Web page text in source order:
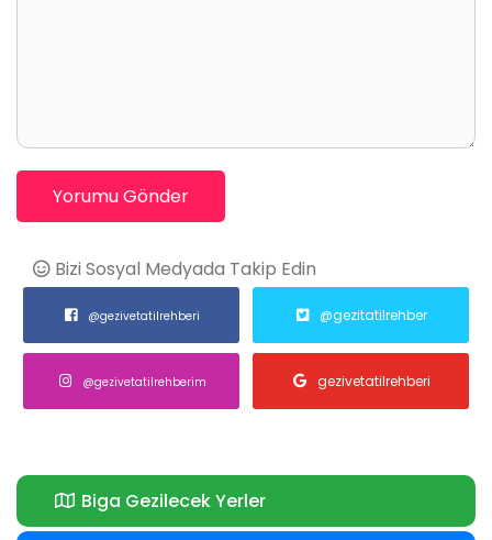
Yorumu Gönder
Bizi Sosyal Medyada Takip Edin
@gezivetatilrehberi @gezitatilrehber
@gezivetatilrehberim gezivetatilrehberi
Biga Gezilecek Yerler